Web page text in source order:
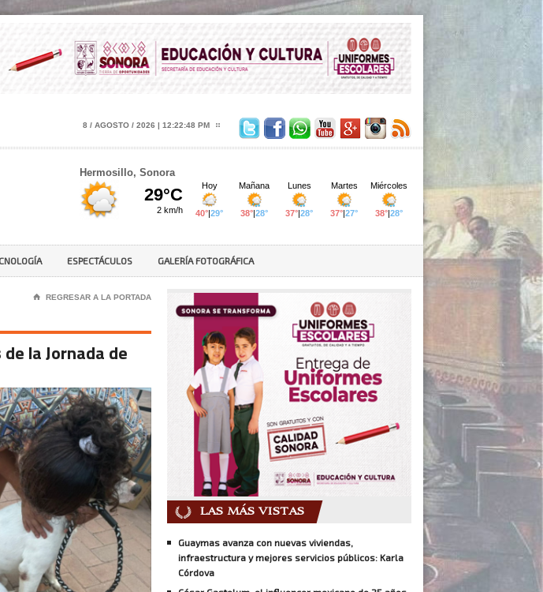
8 / AGOSTO / 2026 | 12:22:49 PM
Hermosillo, Sonora
ESPECTÁCULOS GALERÍA FOTOGRÁFICA
⌂ REGRESAR A LA PORTADA
la Jornada de
LAS MÁS VISTAS
Guaymas avanza con nuevas viviendas,
infraestructura y mejores servicios públicos: Karla
Córdova